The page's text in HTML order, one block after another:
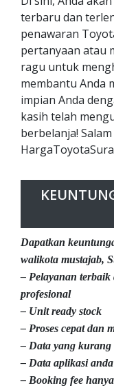
terbaru dan
penawaran
pertanyaan atau
ragu untuk
membantu Anda
impian Anda
kasih telah
berbelanja!
Dapatkan
walikota mustajab,
– Pelayanan
profesional
– Unit ready stock
– Proses cepat dan
– Data yang
– Data aplikasi
– Booking fee